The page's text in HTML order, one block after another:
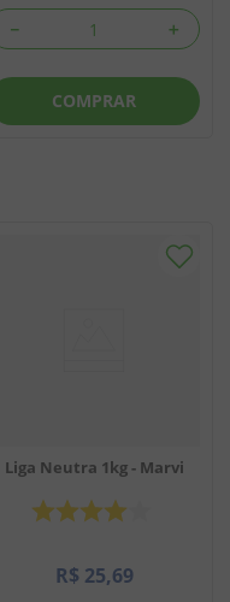
＋
－
COMPRAR
Liga Neutra 1kg - Marvi
R$ 25,69